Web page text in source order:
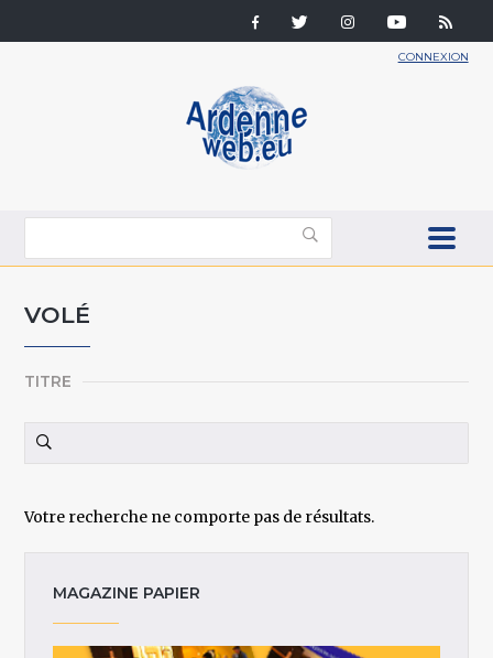
CONNEXION
VOLÉ
TITRE
Votre recherche ne comporte pas de résultats.
MAGAZINE PAPIER